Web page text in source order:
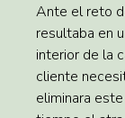
Ante el reto
resultaba en
interior de la
cliente
eliminara